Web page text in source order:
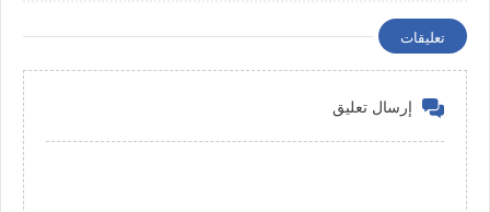
تعليقات
إرسال تعليق